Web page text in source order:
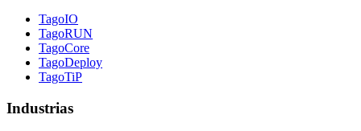
TagoIO
TagoRUN
TagoCore
TagoDeploy
TagoTiP
Industrias